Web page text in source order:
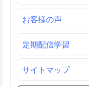
お客様の声
定期配信学習
サイトマップ